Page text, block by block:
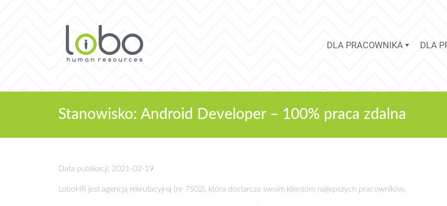
DLA PRACOWNIKA DLA
Stanowisko: Android Developer – 100% praca zdalna
Data publikacji: 2021-02-19
LoboHR jest agencją rekrutacyjną (nr 7502), która dostarcza swoim klientom najlepszych pracowników.